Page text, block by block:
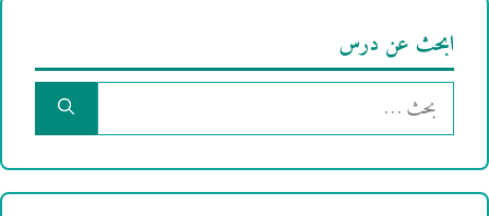
ابحث عن درس
البحث
عن: